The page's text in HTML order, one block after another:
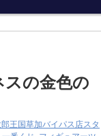
の金色の
王国草加バイパス店スタ